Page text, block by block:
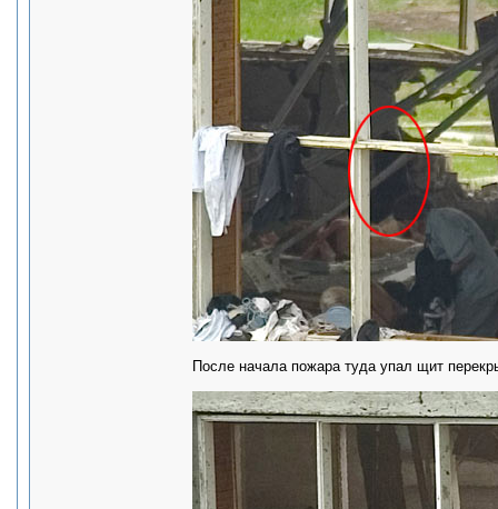
После начала пожара туда упал щит